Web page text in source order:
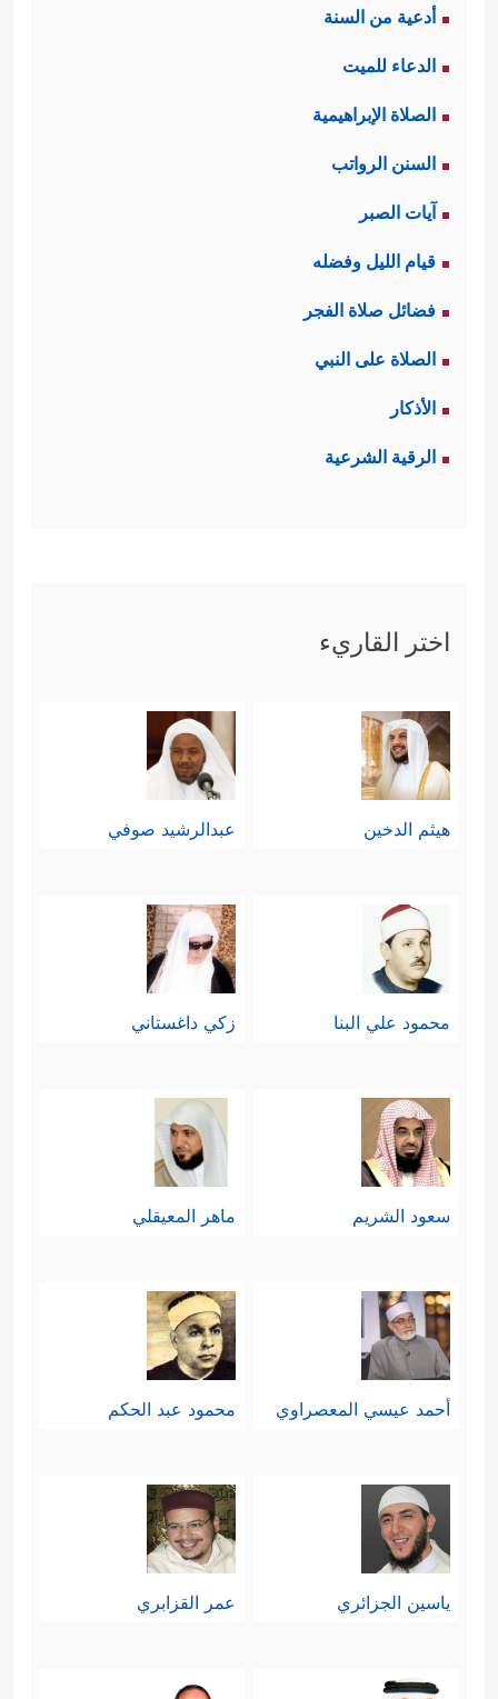
أدعية من السنة
الدعاء للميت
الصلاة الإبراهيمية
السنن الرواتب
آيات الصبر
قيام الليل وفضله
فضائل صلاة الفجر
الصلاة على النبي
الأذكار
الرقية الشرعية
اختر القاريء
هيثم الدخين عبدالرشيد صوفي
محمود علي البنا زكي داغستاني
سعود الشريم ماهر المعيقلي
أحمد عيسي المعصراوي محمود عبد الحكم
ياسين الجزائري عمر القزابري